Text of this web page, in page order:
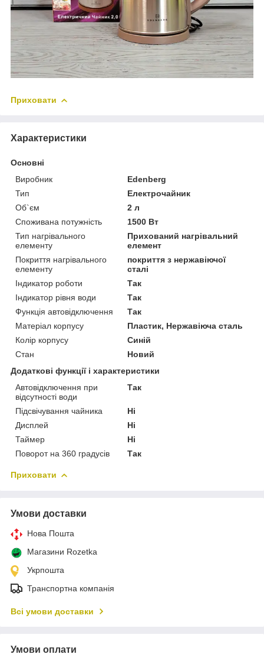
Приховати
Характеристики
Основні
Виробник
Edenberg
Тип
Електрочайник
Об`єм
2 л
Споживана потужність
1500 Вт
Тип нагрівального
елементу
Прихований нагрівальний
елемент
Покриття нагрівального
елементу
покриття з нержавіючої
сталі
Індикатор роботи
Так
Індикатор рівня води
Так
Функція автовідключення
Так
Матеріал корпусу
Пластик, Нержавіюча сталь
Колір корпусу
Синій
Стан
Новий
Додаткові функції і характеристики
Автовідключення при
відсутності води
Так
Підсвічування чайника
Ні
Дисплей
Ні
Таймер
Ні
Поворот на 360 градусів
Так
Приховати
Умови доставки
Нова Пошта
Магазини Rozetka
Укрпошта
Транспортна компанія
Всі умови доставки
Умови оплати